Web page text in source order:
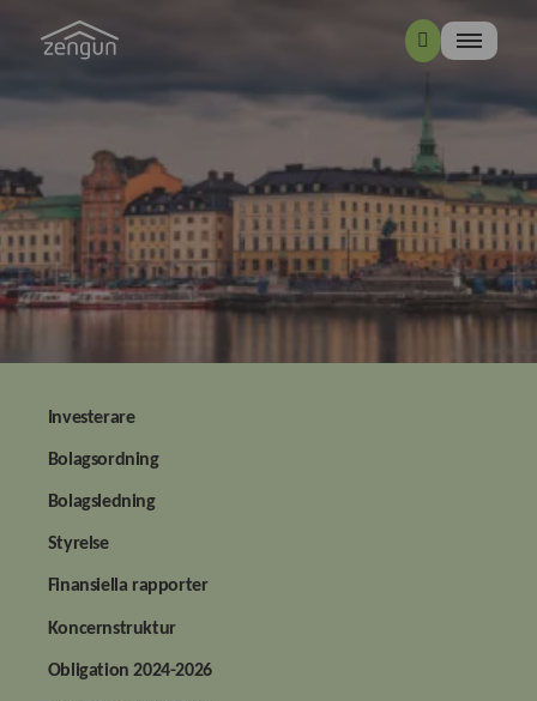
Investerare
Bolagsordning
Bolagsledning
Styrelse
Finansiella rapporter
Koncernstruktur
Obligation 2024-2026